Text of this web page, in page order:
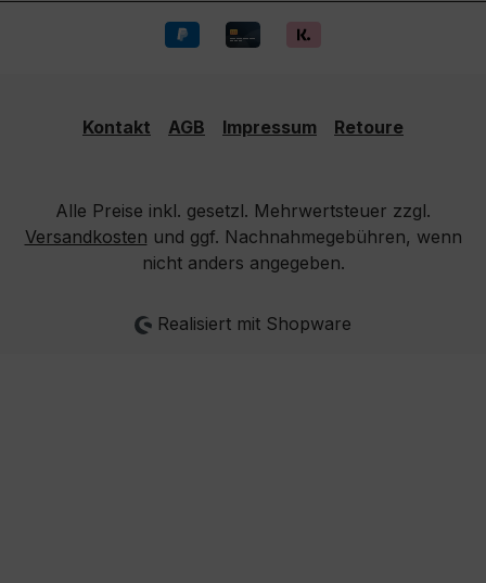
Kontakt AGB Impressum Retoure
Alle Preise inkl. gesetzl. Mehrwertsteuer zzgl.
Versandkosten und ggf. Nachnahmegebühren, wenn
nicht anders angegeben.
Realisiert mit Shopware